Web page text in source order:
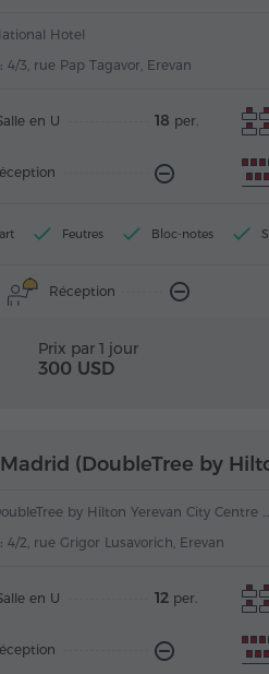
Hotel
4/3, rue Pap Tagavor, Erevan
en U 18 per.
Feutres Bloc-notes
Réception
Prix par 1 jour
300 USD
by Hilton Yerevan City Centre Hotel
4/2, rue Grigor Lusavorich, Erevan
en U 12 per.